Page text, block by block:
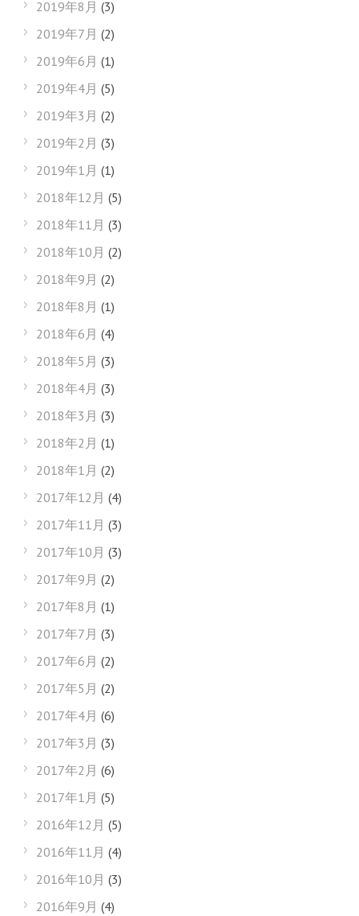
2019年8月 (3)
2019年7月 (2)
2019年6月 (1)
2019年4月 (5)
2019年3月 (2)
2019年2月 (3)
2019年1月 (1)
2018年12月 (5)
2018年11月 (3)
2018年10月 (2)
2018年9月 (2)
2018年8月 (1)
2018年6月 (4)
2018年5月 (3)
2018年4月 (3)
2018年3月 (3)
2018年2月 (1)
2018年1月 (2)
2017年12月 (4)
2017年11月 (3)
2017年10月 (3)
2017年9月 (2)
2017年8月 (1)
2017年7月 (3)
2017年6月 (2)
2017年5月 (2)
2017年4月 (6)
2017年3月 (3)
2017年2月 (6)
2017年1月 (5)
2016年12月 (5)
2016年11月 (4)
2016年10月 (3)
2016年9月 (4)